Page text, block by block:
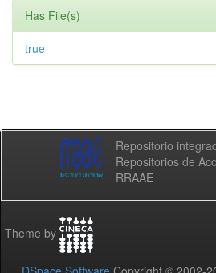
Has File(s)
true
Repositorio
Repositorios de
RRAAE
Theme by